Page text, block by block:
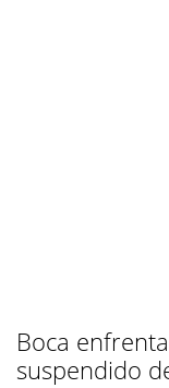
Boca
suspendido